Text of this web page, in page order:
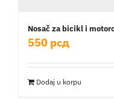
Nosač za bicikl i
550 рсд
Dodaj u korpu